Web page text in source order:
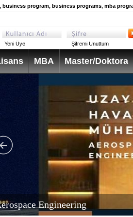
business program, business programs, mba
Yeni Üye Şifremi Unuttum
MBA Master/Doktora
Engineering